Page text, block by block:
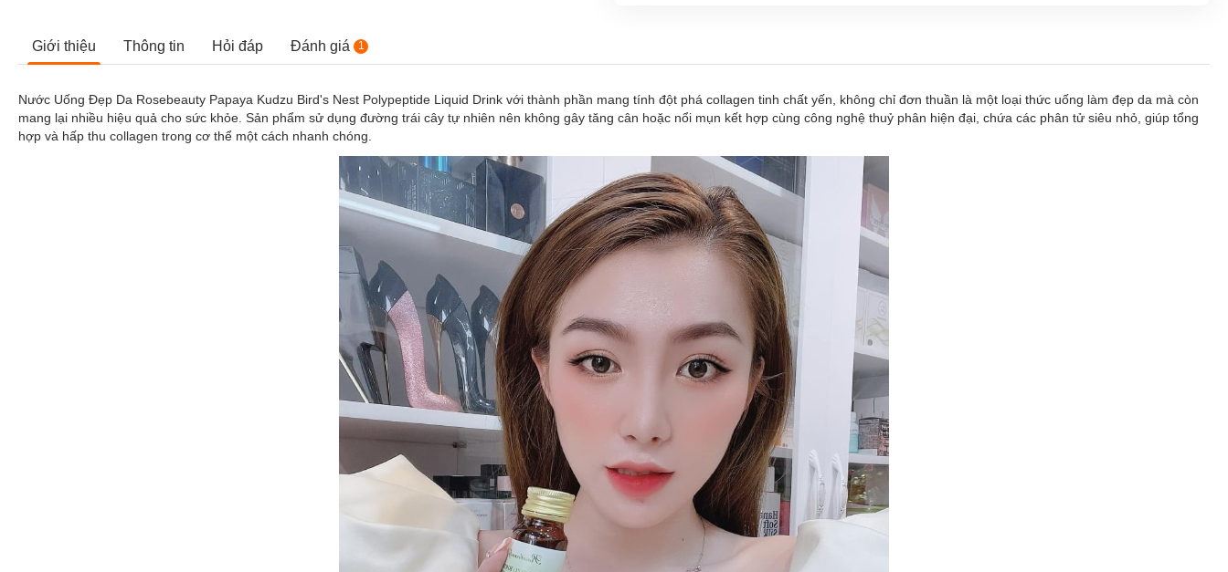
Giới thiệu Thông tin Hỏi đáp Đánh giá 1
Nước Uống Đẹp Da Rosebeauty Papaya Kudzu Bird's Nest Polypeptide Liquid Drink với thành phần mang tính đột phá collagen tinh chất yến, không chỉ đơn thuần là một loại thức uống làm đẹp da mà còn
mang lại nhiều hiệu quả cho sức khỏe. Sản phẩm sử dụng đường trái cây tự nhiên nên không gây tăng cân hoặc nổi mụn kết hợp cùng công nghệ thuỷ phân hiện đại, chứa các phân tử siêu nhỏ, giúp tổng
hợp và hấp thu collagen trong cơ thể một cách nhanh chóng.